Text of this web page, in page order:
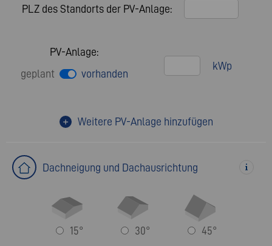
PLZ des Standorts der PV-Anlage:
PV-Anlage:
geplant
vorhanden
kWp
Weitere PV-Anlage hinzufügen
Dachneigung und Dachausrichtung
15° 30° 45°